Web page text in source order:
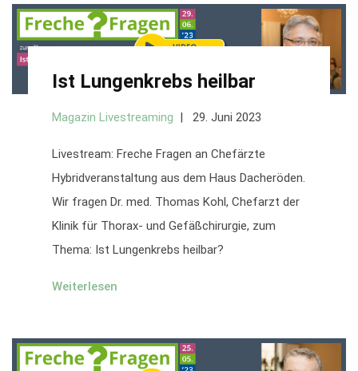
Ist Lungenkrebs heilbar
Magazin Livestreaming 29. Juni 2023
Livestream: Freche Fragen an Chefärzte
Hybridveranstaltung aus dem Haus Dacheröden.
Wir fragen Dr. med. Thomas Kohl, Chefarzt der
Klinik für Thorax- und Gefäßchirurgie, zum
Thema: Ist Lungenkrebs heilbar?
Weiterlesen